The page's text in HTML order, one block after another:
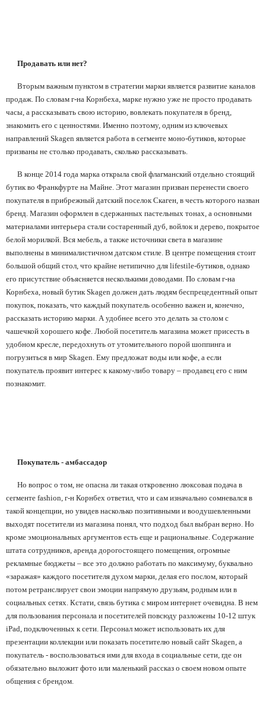
Продавать или нет?
Вторым важным пунктом в стратегии марки является развитие каналов
продаж. По словам г-на Корнбеха, марке нужно уже не просто продавать
часы, а рассказывать свою историю, вовлекать покупателя в бренд,
знакомить его с ценностями. Именно поэтому, одним из ключевых
направлений Skagen является работа в сегменте моно-бутиков, которые
призваны не столько продавать, сколько рассказывать.
В конце 2014 года марка открыла свой флагманский отдельно стоящий
бутик во Франкфурте на Майне. Этот магазин призван перенести своего
покупателя в прибрежный датский поселок Скаген, в честь которого назван
бренд. Магазин оформлен в сдержанных пастельных тонах, а основными
материалами интерьера стали состаренный дуб, войлок и дерево, покрытое
белой морилкой. Вся мебель, а также источники света в магазине
выполнены в минималистичном датском стиле. В центре помещения стоит
большой общий стол, что крайне нетипично для lifestile-бутиков, однако
его присутствие объясняется несколькими доводами. По словам г-на
Корнбеха, новый бутикSkagen должен дать людям беспрецедентный опыт
покупок, показать, что каждый покупатель особенно важен и, конечно,
рассказать историю марки. А удобнее всего это делать за столом с
чашечкой хорошего кофе. Любой посетитель магазина может присесть в
удобном кресле, передохнуть от утомительного порой шоппинга и
погрузиться в мир Skagen. Ему предложат воды или кофе, а если
покупатель проявит интерес к какому-либо товару – продавец его с ним
познакомит.
Покупатель - амбассадор
Но вопрос о том, не опасна ли такая откровенно люксовая подача в
сегменте fashion, г-н Корнбех ответил, что и сам изначально сомневался в
такой концепции, но увидев насколько позитивными и воодушевленными
выходят посетители из магазина понял, что подход был выбран верно. Но
кроме эмоциональных аргументов есть еще и рациональные. Содержание
штата сотрудников, аренда дорогостоящего помещения, огромные
рекламные бюджеты – все это должно работать по максимуму, буквально
«заражая» каждого посетителя духом марки, делая его послом, который
потом ретранслирует свои эмоции напрямую друзьям, родным или в
социальных сетях. Кстати, связь бутика с миром интернет очевидна. В нем
для пользования персонала и посетителей повсюду разложены 10-12 штук
iPad, подключенных к сети. Персонал может использовать их для
презентации коллекции или показать посетителю новый сайт Skagen, а
покупатель - воспользоваться ими для входа в социальные сети, где он
обязательно выложит фото или маленький рассказ о своем новом опыте
общения с брендом.